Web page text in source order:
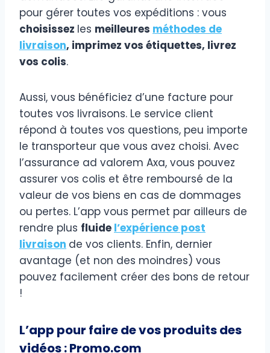
pour gérer toutes vos expéditions : vous
choisissez les meilleures méthodes de
livraison, imprimez vos étiquettes, livrez
vos colis.
Aussi, vous bénéficiez d’une facture pour
toutes vos livraisons. Le service client
répond à toutes vos questions, peu importe
le transporteur que vous avez choisi. Avec
l’assurance ad valorem Axa, vous pouvez
assurer vos colis et être remboursé de la
valeur de vos biens en cas de dommages
ou pertes. L’app vous permet par ailleurs de
rendre plus fluide l’expérience post
livraison de vos clients. Enfin, dernier
avantage (et non des moindres) vous
pouvez facilement créer des bons de retour
!
L’app pour faire de vos produits des
vidéos : Promo.com